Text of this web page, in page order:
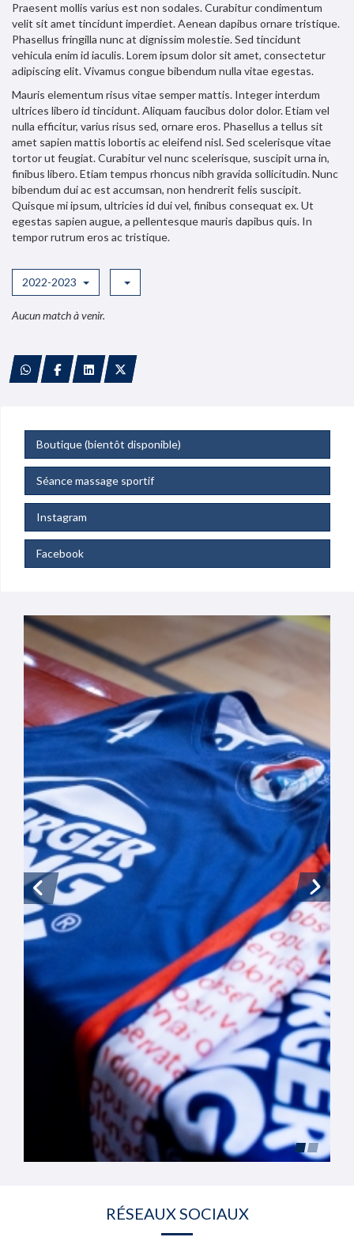
Praesent mollis varius est non sodales. Curabitur condimentum
velit sit amet tincidunt imperdiet. Aenean dapibus ornare tristique.
Phasellus fringilla nunc at dignissim molestie. Sed tincidunt
vehicula enim id iaculis. Lorem ipsum dolor sit amet, consectetur
adipiscing elit. Vivamus congue bibendum nulla vitae egestas.
Mauris elementum risus vitae semper mattis. Integer interdum
ultrices libero id tincidunt. Aliquam faucibus dolor dolor. Etiam vel
nulla efficitur, varius risus sed, ornare eros. Phasellus a tellus sit
amet sapien mattis lobortis ac eleifend nisl. Sed scelerisque vitae
tortor ut feugiat. Curabitur vel nunc scelerisque, suscipit urna in,
finibus libero. Etiam tempus rhoncus nibh gravida sollicitudin. Nunc
bibendum dui ac est accumsan, non hendrerit felis suscipit.
Quisque mi ipsum, ultricies id dui vel, finibus consequat ex. Ut
egestas sapien augue, a pellentesque mauris dapibus quis. In
tempor rutrum eros ac tristique.
2022-2023
Aucun match à venir.
Boutique (bientôt disponible)
Séance massage sportif
Instagram
Facebook
RÉSEAUX SOCIAUX